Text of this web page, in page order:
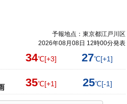
予報地点：東京都江戸川区
2026年08月08日 12時00分発表
34℃[+3] 27℃[+1]
35℃[+1] 25℃[-1]